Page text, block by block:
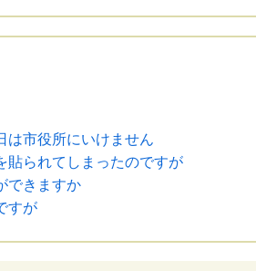
は市役所にいけません
貼られてしまったのですが
できますか
すが